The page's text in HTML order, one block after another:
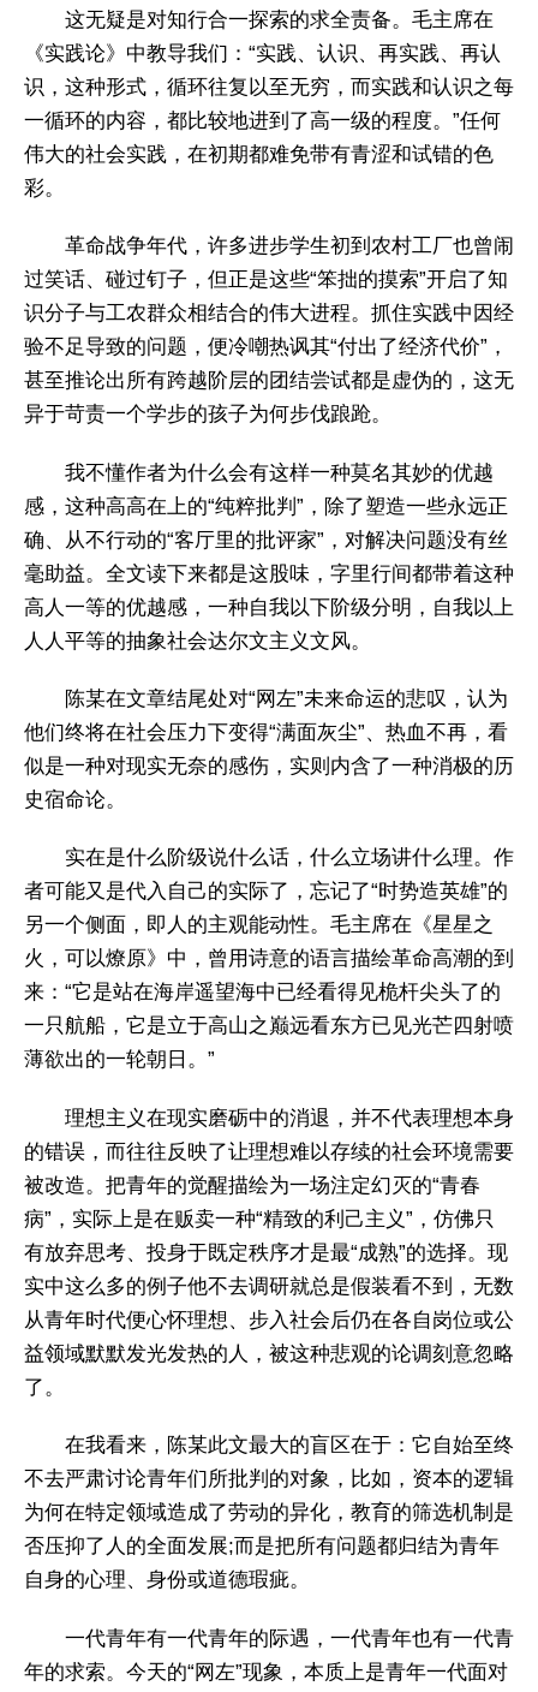
这无疑是对知行合一探索的求全责备。毛主席在
《实践论》中教导我们：“实践、认识、再实践、再认
识，这种形式，循环往复以至无穷，而实践和认识之每
一循环的内容，都比较地进到了高一级的程度。”任何
伟大的社会实践，在初期都难免带有青涩和试错的色
彩。
革命战争年代，许多进步学生初到农村工厂也曾闹
过笑话、碰过钉子，但正是这些“笨拙的摸索”开启了知
识分子与工农群众相结合的伟大进程。抓住实践中因经
验不足导致的问题，便冷嘲热讽其“付出了经济代价”，
甚至推论出所有跨越阶层的团结尝试都是虚伪的，这无
异于苛责一个学步的孩子为何步伐踉跄。
我不懂作者为什么会有这样一种莫名其妙的优越
感，这种高高在上的“纯粹批判”，除了塑造一些永远正
确、从不行动的“客厅里的批评家”，对解决问题没有丝
毫助益。全文读下来都是这股味，字里行间都带着这种
高人一等的优越感，一种自我以下阶级分明，自我以上
人人平等的抽象社会达尔文主义文风。
陈某在文章结尾处对“网左”未来命运的悲叹，认为
他们终将在社会压力下变得“满面灰尘”、热血不再，看
似是一种对现实无奈的感伤，实则内含了一种消极的历
史宿命论。
实在是什么阶级说什么话，什么立场讲什么理。作
者可能又是代入自己的实际了，忘记了“时势造英雄”的
另一个侧面，即人的主观能动性。毛主席在《星星之
火，可以燎原》中，曾用诗意的语言描绘革命高潮的到
来：“它是站在海岸遥望海中已经看得见桅杆尖头了的
一只航船，它是立于高山之巅远看东方已见光芒四射喷
薄欲出的一轮朝日。”
理想主义在现实磨砺中的消退，并不代表理想本身
的错误，而往往反映了让理想难以存续的社会环境需要
被改造。把青年的觉醒描绘为一场注定幻灭的“青春
病”，实际上是在贩卖一种“精致的利己主义”，仿佛只
有放弃思考、投身于既定秩序才是最“成熟”的选择。现
实中这么多的例子他不去调研就总是假装看不到，无数
从青年时代便心怀理想、步入社会后仍在各自岗位或公
益领域默默发光发热的人，被这种悲观的论调刻意忽略
了。
在我看来，陈某此文最大的盲区在于：它自始至终
不去严肃讨论青年们所批判的对象，比如，资本的逻辑
为何在特定领域造成了劳动的异化，教育的筛选机制是
否压抑了人的全面发展;而是把所有问题都归结为青年
自身的心理、身份或道德瑕疵。
一代青年有一代青年的际遇，一代青年也有一代青
年的求索。今天的“网左”现象，本质上是青年一代面对